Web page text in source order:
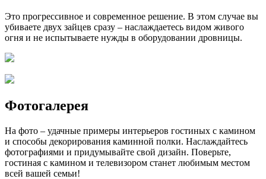
Это прогрессивное и современное решение. В этом случае вы
убиваете двух зайцев сразу – наслаждаетесь видом живого
огня и не испытываете нужды в оборудовании дровницы.
Фотогалерея
На фото – удачные примеры интерьеров гостиных с камином
и способы декорирования каминной полки. Наслаждайтесь
фотографиями и придумывайте свой дизайн. Поверьте,
гостиная с камином и телевизором станет любимым местом
всей вашей семьи!